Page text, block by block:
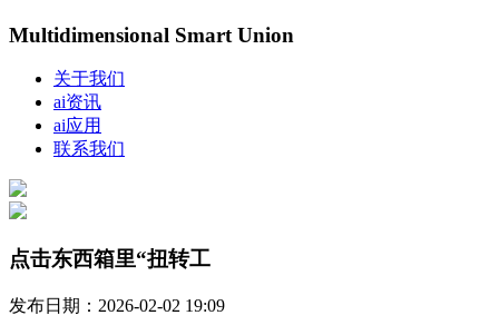
Multidimensional Smart Union
关于我们
ai资讯
ai应用
联系我们
点击东西箱里“扭转工
发布日期：2026-02-02 19:09